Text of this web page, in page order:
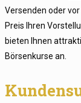
Versenden oder
Preis Ihren
bieten Ihnen
Börsenkurse an.